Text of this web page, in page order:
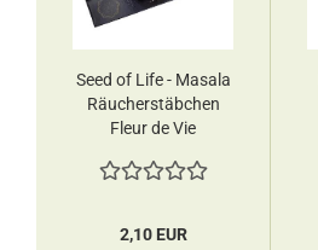
Seed of Life - Masala
Räucherstäbchen
Fleur de Vie
2,10 EUR